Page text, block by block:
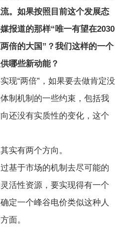
。如果按照目前这个发展态
报道的那样“唯一有望在2030
倍的大国”？我们这样的一个
哪些新动能？
现“两倍”，如果要去做肯定没
制机制的一些约束，包括我
还没有实质性的变化，这个
实有两个方向。
基于市场的机制去尽可能的
活性资源，要实现得有一个
定一个峰谷电价类似这种人
面。